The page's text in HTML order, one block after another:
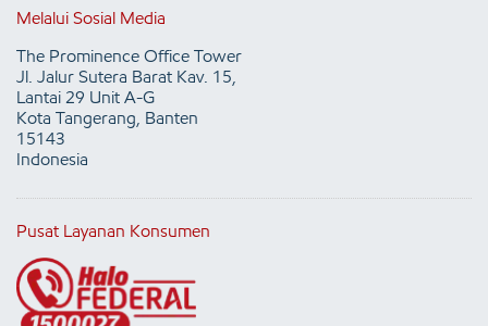
Melalui Sosial Media
The Prominence Office Tower
Jl. Jalur Sutera Barat Kav. 15,
Lantai 29 Unit A-G
Kota Tangerang, Banten
15143
Indonesia
Pusat Layanan Konsumen